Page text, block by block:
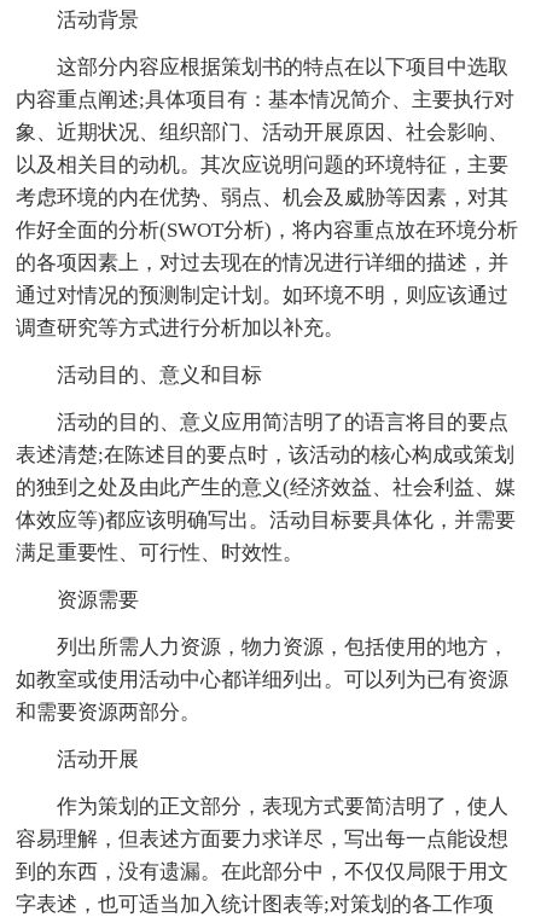
活动背景
这部分内容应根据策划书的特点在以下项目中选取
内容重点阐述;具体项目有：基本情况简介、主要执行对
象、近期状况、组织部门、活动开展原因、社会影响、
以及相关目的动机。其次应说明问题的环境特征，主要
考虑环境的内在优势、弱点、机会及威胁等因素，对其
作好全面的分析(SWOT分析)，将内容重点放在环境分析
的各项因素上，对过去现在的情况进行详细的描述，并
通过对情况的预测制定计划。如环境不明，则应该通过
调查研究等方式进行分析加以补充。
活动目的、意义和目标
活动的目的、意义应用简洁明了的语言将目的要点
表述清楚;在陈述目的要点时，该活动的核心构成或策划
的独到之处及由此产生的意义(经济效益、社会利益、媒
体效应等)都应该明确写出。活动目标要具体化，并需要
满足重要性、可行性、时效性。
资源需要
列出所需人力资源，物力资源，包括使用的地方，
如教室或使用活动中心都详细列出。可以列为已有资源
和需要资源两部分。
活动开展
作为策划的正文部分，表现方式要简洁明了，使人
容易理解，但表述方面要力求详尽，写出每一点能设想
到的东西，没有遗漏。在此部分中，不仅仅局限于用文
字表述，也可适当加入统计图表等;对策划的各工作项